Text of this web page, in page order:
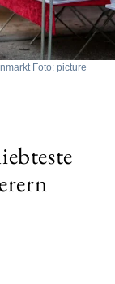
Foto: picture